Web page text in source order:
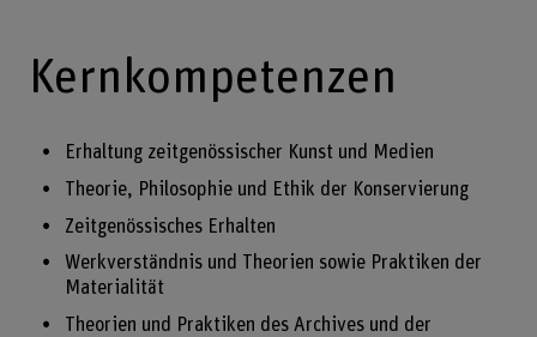
Kernkompetenzen
Erhaltung zeitgenössischer Kunst und Medien
Theorie, Philosophie und Ethik der Konservierung
Zeitgenössisches Erhalten
Werkverständnis und Theorien sowie Praktiken der
Materialität
Theorien und Praktiken des Archives und der